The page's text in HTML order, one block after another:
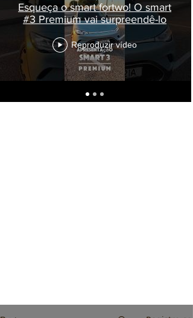
Esqueça o smart fortwo! O smart
#3 Premium vai surpreendê-lo
Reproduzir vídeo